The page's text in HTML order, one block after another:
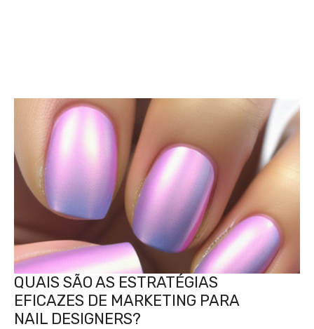
QUAIS SÃO AS ESTRATÉGIAS
EFICAZES DE MARKETING PARA
NAIL DESIGNERS?